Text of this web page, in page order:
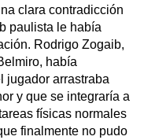
clara contradicción
paulista le había
Rodrigo Zogaib,
había
jugador arrastraba
y que se integraría a
físicas normales
finalmente no pudo